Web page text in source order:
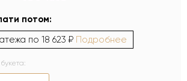
потом:
по 18 623 ₽ Подробнее